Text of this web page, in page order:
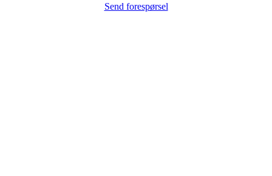
Send forespørsel